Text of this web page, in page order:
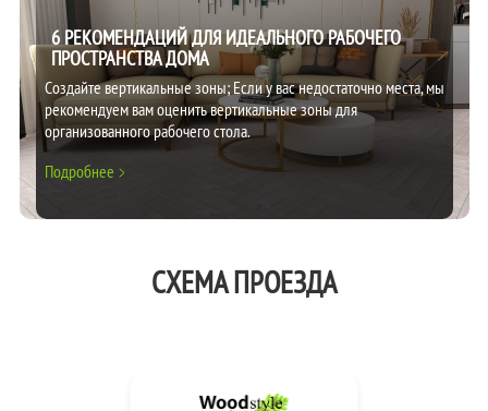
6 РЕКОМЕНДАЦИЙ ДЛЯ ИДЕАЛЬНОГО РАБОЧЕГО
ПРОСТРАНСТВА ДОМА
Создайте вертикальные зоны; Если у вас недостаточно места, мы
рекомендуем вам оценить вертикальные зоны для
организованного рабочего стола.
Подробнее
СХЕМА ПРОЕЗДА